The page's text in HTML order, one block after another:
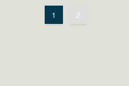
1 2